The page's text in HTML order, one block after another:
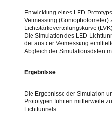
Entwicklung eines LED-
Vermessung (Goniophotometer)
Lichtstärkeverteilungskurve
Die Simulation des LED-
der aus der Vermessung
Abgleich der Simulationsdaten
Ergebnisse
Die Ergebnisse der Simulation
Prototypen führten mittlerweile
Lichttunnels.